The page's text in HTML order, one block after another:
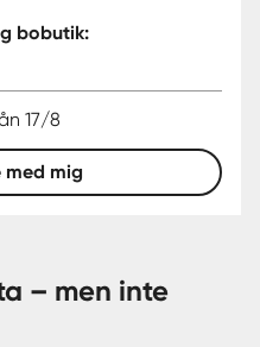
bobutik:
17/8
med mig
– men inte